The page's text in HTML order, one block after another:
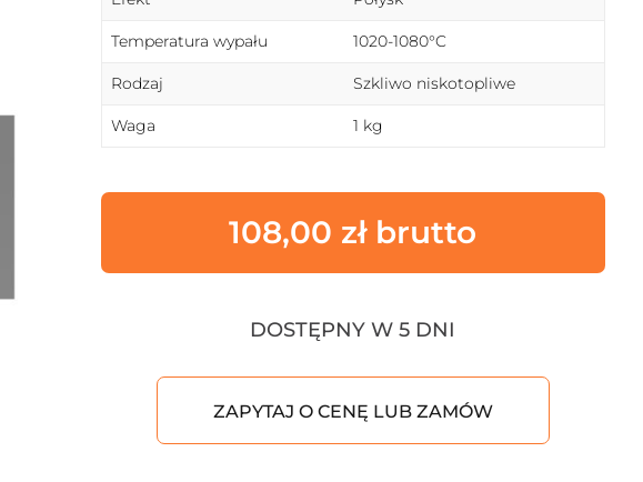
Temperatura wypału 1020-1080°C
Rodzaj Szkliwo niskotopliwe
Waga 1 kg
108,00 zł
DOSTĘPNY W 5 DNI
ZAPYTAJ O CENĘ LUB ZAMÓW